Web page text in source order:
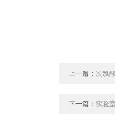
上一篇： 次氯
下一篇： 实验